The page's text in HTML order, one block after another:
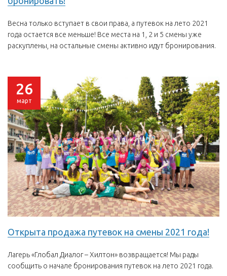
Весна только вступает в свои права, а путевок на лето 2021
года остается все меньше! Все места на 1, 2 и 5 смены уже
раскуплены, на остальные смены активно идут бронирования.
26
март
Открыта продажа путевок на смены 2021 года!
Лагерь «Глобал Диалог – Хилтон» возвращается! Мы рады
сообщить о начале бронирования путевок на лето 2021 года.